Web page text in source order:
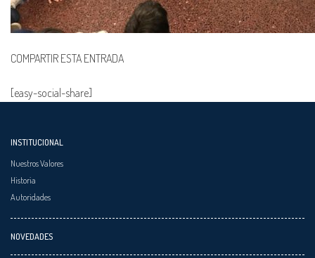
COMPARTIR ESTA ENTRADA
[easy-social-share]
INSTITUCIONAL
Nuestros Valores
Historia
Autoridades
NOVEDADES